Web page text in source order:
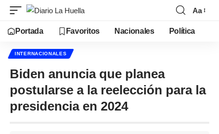
Aa
Portada Favoritos Nacionales Política
INTERNACIONALES
Biden anuncia que planea
postularse a la reelección para la
presidencia en 2024